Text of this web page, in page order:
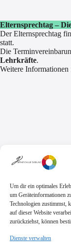
Um dir ein optimales
um Geräteinformationen
Technologien zustimmst,
auf dieser Website
zurückziehst, können
Dienste verwalten
Elternsprechtag –
Der Elternsprechtag
statt.
Die
Lehrkräfte.
Weitere
Sekretariat:
Freitag: 7.45
E-Mail:
Fax
+49 6071